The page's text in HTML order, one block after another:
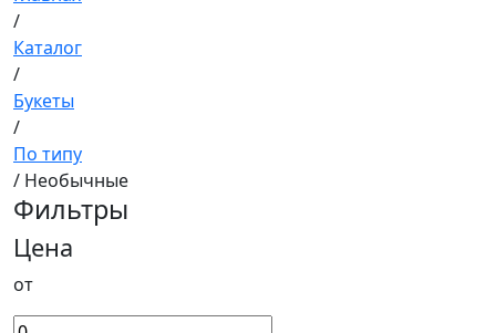
/
Каталог
/
Букеты
/
По типу
/ Необычные
Фильтры
Цена
от